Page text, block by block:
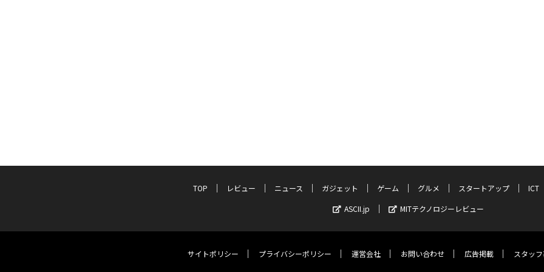
TOP レビュー ニュース ガジェット ゲーム グルメ スタートアップ ICT
ASCII.jp
MITテクノロジーレビュー
サイトポリシー プライバシーポリシー 運営会社 お問い合わせ 広告掲載 スタッ